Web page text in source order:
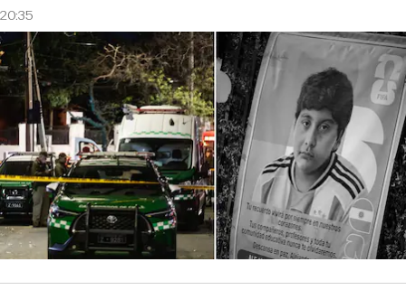
20:35